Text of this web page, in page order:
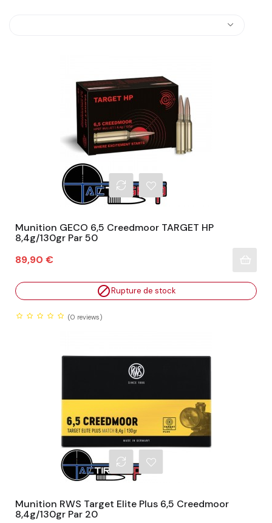
Munition GECO 6,5 Creedmoor TARGET HP
8,4g/130gr Par 50
Prix
89,90 €
Rupture de stock
(0 reviews)
Munition RWS Target Elite Plus 6,5 Creedmoor
8,4g/130gr Par 20